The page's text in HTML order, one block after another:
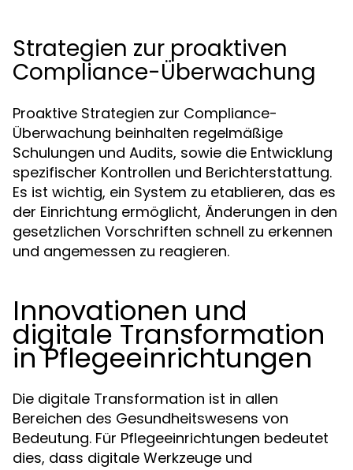
Strategien zur proaktiven
Compliance-Überwachung
Proaktive Strategien zur Compliance-
Überwachung beinhalten regelmäßige
Schulungen und Audits, sowie die Entwicklung
spezifischer Kontrollen und Berichterstattung.
Es ist wichtig, ein System zu etablieren, das es
der Einrichtung ermöglicht, Änderungen in den
gesetzlichen Vorschriften schnell zu erkennen
und angemessen zu reagieren.
Innovationen und
digitale Transformation
in Pflegeeinrichtungen
Die digitale Transformation ist in allen
Bereichen des Gesundheitswesens von
Bedeutung. Für Pflegeeinrichtungen bedeutet
dies, dass digitale Werkzeuge und